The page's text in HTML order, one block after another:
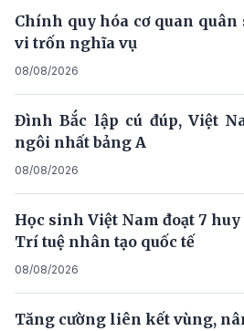
Chính quy hóa cơ quan quân
vi trốn nghĩa vụ
08/08/2026
Đình Bắc lập cú đúp, Việt
ngôi nhất bảng A
08/08/2026
Học sinh Việt Nam đoạt 7
Trí tuệ nhân tạo quốc tế
08/08/2026
Tăng cường liên kết vùng,